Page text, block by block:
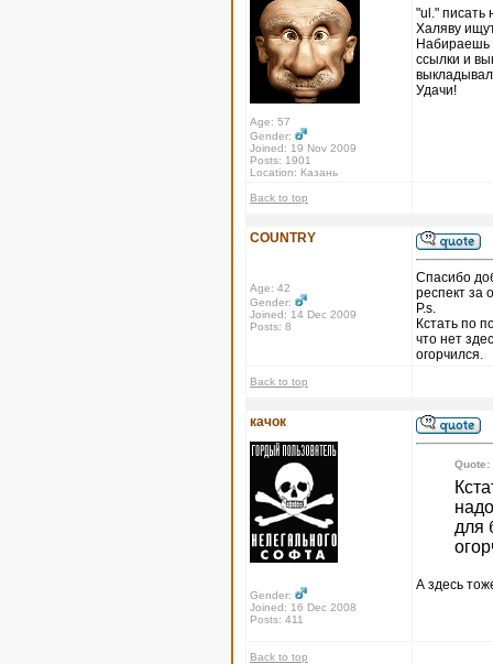
Age: 57
Gender:
Joined: 19 Nov 2009
Posts: 1901
Location: Казань
"ul." писать
Халяву
Набираешь
ссылки и
Удачи!
Back to top
COUNTRY
Age: 42
Gender:
Joined: 14 Dec 2009
Posts: 8
Спасибо
респект за
P.s.
Кстать по
что нет
огорчился.
Back to top
качок
Gender:
Joined: 16 Dec 2008
Posts: 411
Quote:
для
А здесь
Back to top